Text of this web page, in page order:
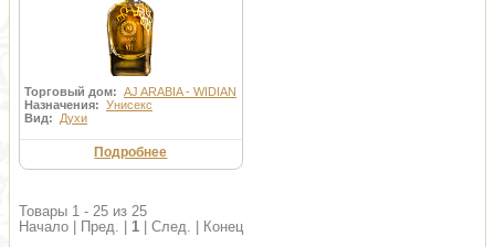
Торговый дом: AJ ARABIA - WIDIAN
Назначения: Унисекс
Вид: Духи
Подробнее
Товары 1 - 25 из 25
Начало | Пред. | 1 | След. | Конец